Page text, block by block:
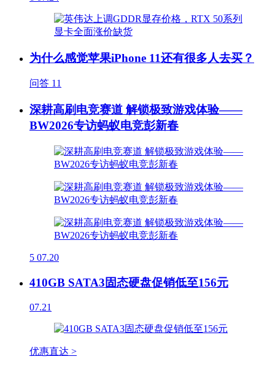
为什么感觉苹果iPhone 11还有很多人去买？
问答 11
深耕高刷电竞赛道 解锁极致游戏体验——
BW2026专访蚂蚁电竞彭新春
5 07.20
410GB SATA3固态硬盘促销低至156元
07.21
优惠直达 >